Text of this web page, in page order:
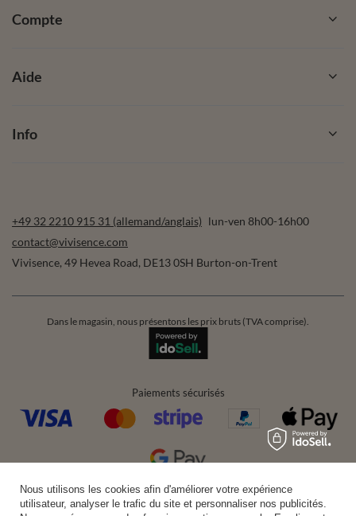
Compte
Aide
Info
+49 32 2210 915 31 (allemand/anglais) lun-ven 8h00-16h00
contact@vivisence.com
Vivisence, 49 Hevea Road, DE13 0SH Burton-on-Trent
Dans le magasin, nous présentons les prix bruts (TVA comprise).
Paiements sécurisés
Livraison pratique
Nous utilisons les cookies afin d'améliorer votre expérience
utilisateur, analyser le trafic du site et personnaliser nos publicités.